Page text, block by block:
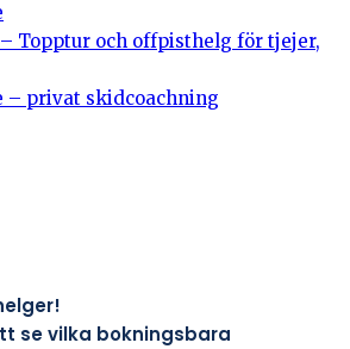
Topptur och offpisthelg för tjejer,
– privat skidcoachning
se vilka bokningsbara